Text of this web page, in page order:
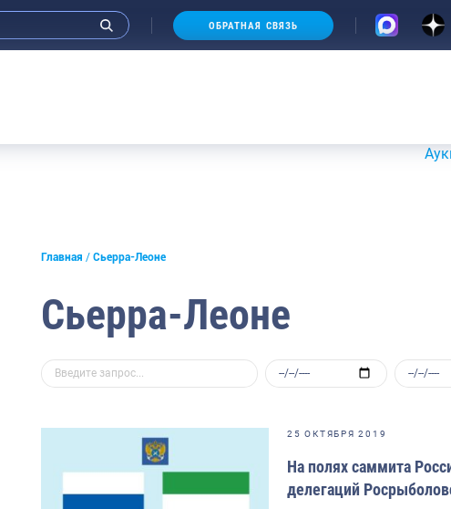
ОБРАТНАЯ СВЯЗЬ
Аукционы
Главная Сьерра-Леоне
Сьерра-Леоне
25 ОКТЯБРЯ 2019
На полях саммита
делегаций